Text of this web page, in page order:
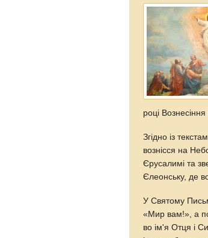
році
Згідно із
вознісся на
Єрусалимі та
Єлеонську, де
У Святому
«Мир вам!», а
во ім'я Отця і